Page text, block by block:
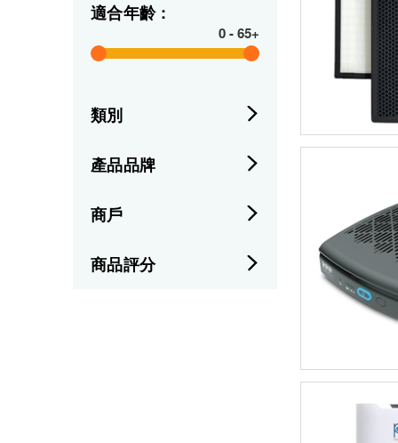
適合年齡 :
0-65+
類別
產品品牌
商戶
商品評分